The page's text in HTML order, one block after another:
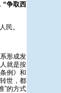
“争取西
民。
形成发
就是按
例》和
世，都
”的方式